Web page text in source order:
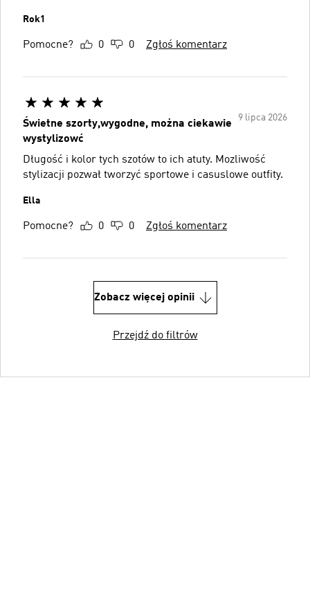
Rok1
Pomocne? 0 0 Zgłoś komentarz
9 lipca 2026
Świetne szorty,wygodne, można ciekawie
wystylizowć
Długość i kolor tych szotów to ich atuty. Mozliwość
stylizacji pozwał tworzyć sportowe i casuslowe outfity.
Ella
Pomocne? 0 0 Zgłoś komentarz
Zobacz więcej opinii
Przejdź do filtrów